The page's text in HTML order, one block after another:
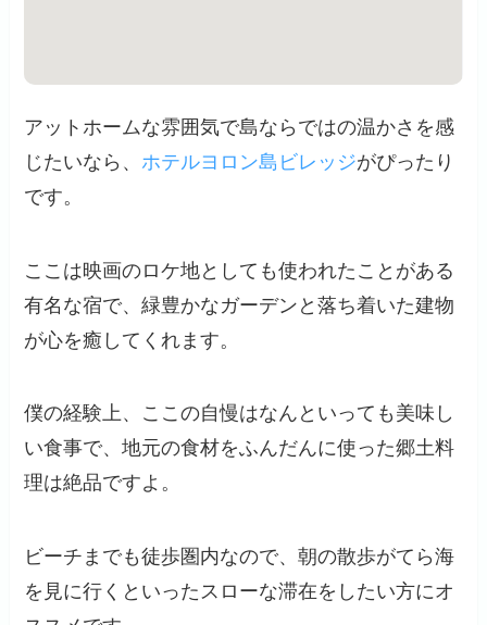
アットホームな雰囲気で島ならではの温かさを感
じたいなら、 ホテルヨロン島ビレッジがぴったり
です。
ここは映画のロケ地としても使われたことがある
有名な宿で、緑豊かなガーデンと落ち着いた建物
が心を癒してくれます。
僕の経験上、ここの自慢はなんといっても美味し
い食事で、地元の食材をふんだんに使った郷土料
理は絶品ですよ。
ビーチまでも徒歩圏内なので、朝の散歩がてら海
を見に行くといったスローな滞在をしたい方にオ